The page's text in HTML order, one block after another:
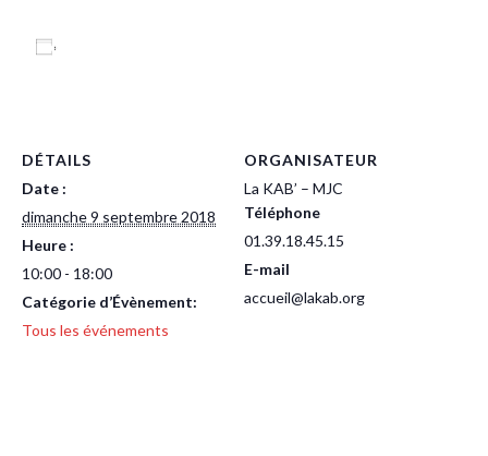
DÉTAILS
Date :
dimanche 9 septembre 2018
Heure :
10:00 - 18:00
Catégorie d’Évènement:
Tous les événements
ORGANISATEUR
La KAB’ – MJC
Téléphone
01.39.18.45.15
E-mail
accueil@lakab.org